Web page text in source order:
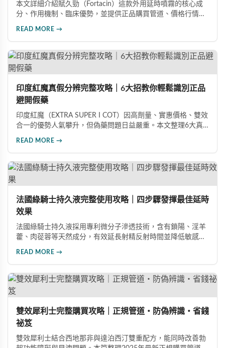
本文詳細介紹賦久勁（Fortacin）這款外用延時噴霧的核心成
分、作用機制、臨床優勢，並提供正品購買管道、價格行情比
READ MORE →
印度紅魔真假分辨完整攻略｜6大招教你輕鬆識別正品
避開假藥
印度紅魔（EXTRA SUPER I COT）因高劑量、實惠價格、雙效
合一的優勢人氣攀升，但偽藥問題日益嚴重。本文整理6大真
READ MORE →
法國綠騎士持久液完整使用攻略｜四步驟發揮最佳延時
效果
法國綠騎士持久液採用專利微分子滲透技術，含有鎖陽、淫羊
藿、肉蓯蓉等天然成分，有效延長射精反射時間並降低敏感
READ MORE →
雙效犀利士完整購買攻略｜正規管道・防偽辨識・省錢
祕笈
雙效犀利士結合西地那非與達泊西汀雙重配方，能同時改善勃